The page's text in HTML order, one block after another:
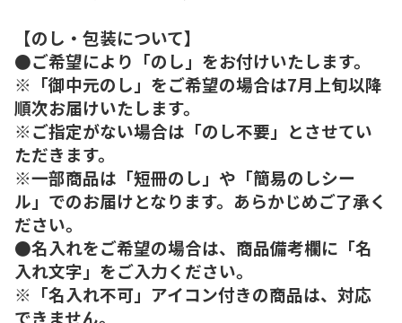
【のし・包装について】
●ご希望により「のし」をお付けいたします。
※「御中元のし」をご希望の場合は7月上旬以降
順次お届けいたします。
※ご指定がない場合は「のし不要」とさせてい
ただきます。
※一部商品は「短冊のし」や「簡易のしシー
ル」でのお届けとなります。あらかじめご了承く
ださい。
●名入れをご希望の場合は、商品備考欄に「名
入れ文字」をご入力ください。
※「名入れ不可」アイコン付きの商品は、対応
できません。